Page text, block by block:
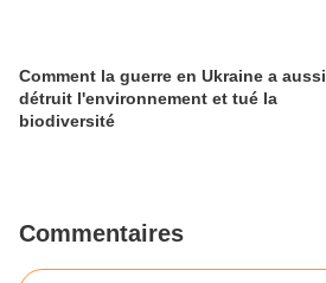
Comment la guerre en Ukraine a aussi
détruit l'environnement et tué la
biodiversité
Commentaires